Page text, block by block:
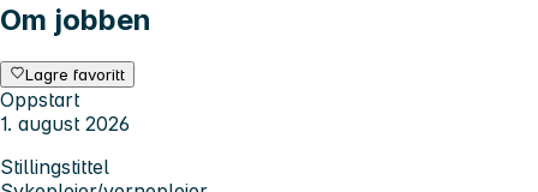
Om jobben
Lagre favoritt
Oppstart
1. august 2026
Stillingstittel